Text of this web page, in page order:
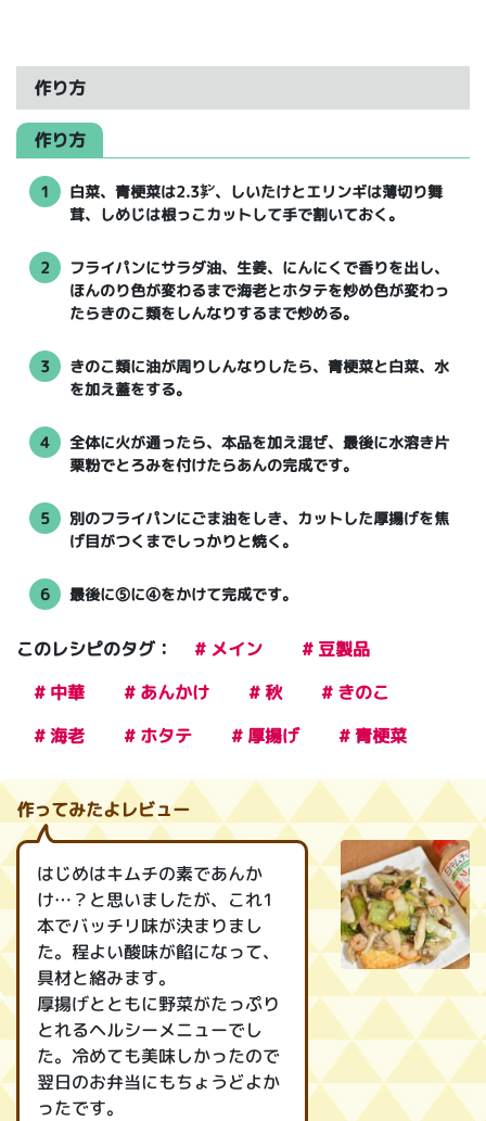
作り方
作り方
1
白菜、青梗菜は2.3㌢、しいたけとエリンギは薄切り舞
茸、しめじは根っこカットして手で割いておく。
2
フライパンにサラダ油、生姜、にんにくで香りを出し、
ほんのり色が変わるまで海老とホタテを炒め色が変わっ
たらきのこ類をしんなりするまで炒める。
3
きのこ類に油が周りしんなりしたら、青梗菜と白菜、水
を加え蓋をする。
4
全体に火が通ったら、本品を加え混ぜ、最後に水溶き片
栗粉でとろみを付けたらあんの完成です。
5
別のフライパンにごま油をしき、カットした厚揚げを焦
げ目がつくまでしっかりと焼く。
6 最後に⑤に④をかけて完成です。
このレシピのタグ： # メイン
# 豆製品
# 中華
# あんかけ # 秋
# きのこ
# 海老
# ホタテ # 厚揚げ # 青梗菜
作ってみたよレビュー
はじめはキムチの素であんか
け…？と思いましたが、これ1
本でバッチリ味が決まりまし
た。程よい酸味が餡になって、
具材と絡みます。
厚揚げとともに野菜がたっぷり
とれるヘルシーメニューでし
た。冷めても美味しかったので
翌日のお弁当にもちょうどよか
ったです。